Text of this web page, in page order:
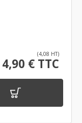
(4,08 HT)
4,90 € TTC